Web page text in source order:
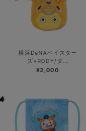
横浜DeNAベイスター
ズ×RODY/ダ...
¥2,000